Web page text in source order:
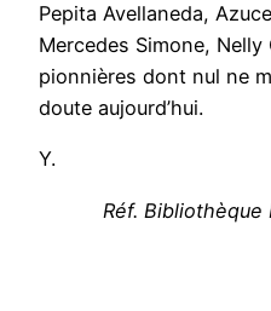
Pepita Avellaneda,
Mercedes Simone, Nelly
pionnières dont nul ne
doute aujourd’hui.
Y.
Réf. Bibliothèque